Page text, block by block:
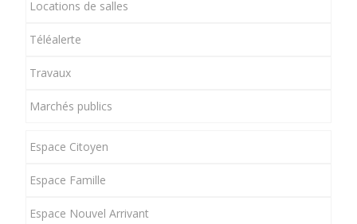
Locations de salles
Téléalerte
Travaux
Marchés publics
Espace Citoyen
Espace Famille
Espace Nouvel Arrivant